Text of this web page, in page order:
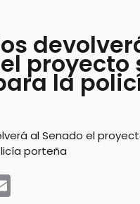
proyecto
la
Email